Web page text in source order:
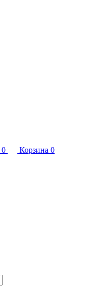
0 Корзина 0